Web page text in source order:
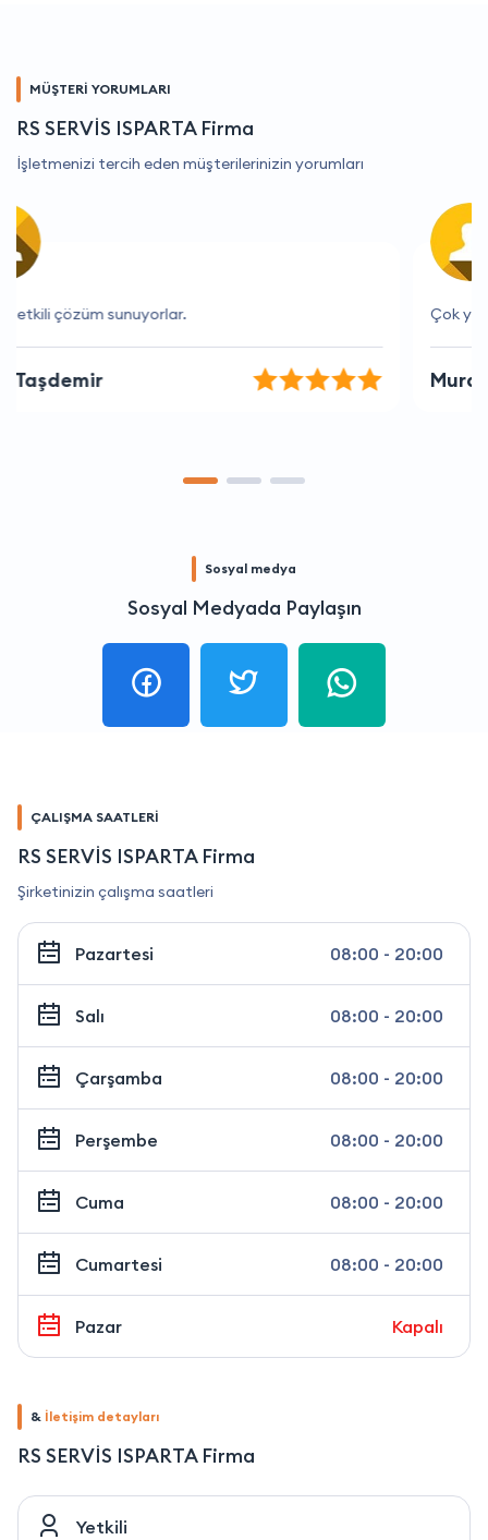
MÜŞTERİ YORUMLARI
RS SERVİS ISPARTA Firma
İşletmenizi tercih eden müşterilerinizin yorumları
Çok yardımsever ve bilgili bir ekip
Murat Öztürk
Sosyal medya
Sosyal Medyada Paylaşın
ÇALIŞMA SAATLERİ
RS SERVİS ISPARTA Firma
Şirketinizin çalışma saatleri
Pazartesi 08:00 - 20:00
Salı 08:00 - 20:00
Çarşamba 08:00 - 20:00
Perşembe 08:00 - 20:00
Cuma 08:00 - 20:00
Cumartesi 08:00 - 20:00
Pazar Kapalı
& İletişim detayları
RS SERVİS ISPARTA Firma
Yetkili